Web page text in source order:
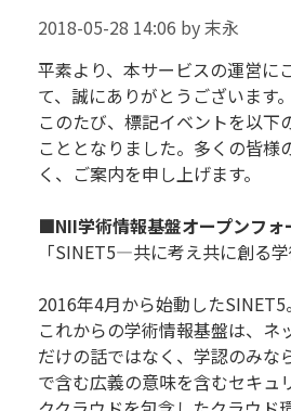
2018-05-28 14:06 by 末永
平素より、本サービスの運営に
て、誠にありがとうございます。
このたび、標記イベントを以下
こととなりました。多くの皆様
く、ご案内を申し上げます。
■NII学術情報基盤オープンフォ
「SINET5―共に考え共に創る
2016年4月から始動したSINET5。
これからの学術情報基盤は、ネ
だけの話ではなく、学認のみな
で含む広義の意味を含むセキュ